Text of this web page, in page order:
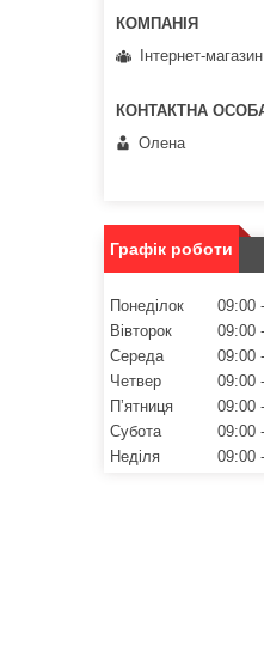
Інтернет-
Олена
Графік роботи
Понеділок 09:00
Вівторок
09:00
Середа
09:00
Четвер
09:00
Пʼятниця
09:00
Субота
09:00
Неділя
09:00